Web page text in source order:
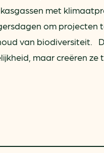
met
om projecten
van biodiversiteit.
maar creëren ze